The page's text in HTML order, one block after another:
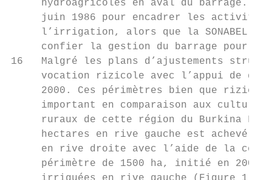
hydroagricoles en aval du barrage.
juin 1986 pour encadrer les
l’irrigation, alors que la SONABEL
confier la gestion du barrage pour la
16   Malgré les plans d’ajustements
vocation rizicole avec l’appui de
2000. Ces périmètres bien que
important en comparaison aux
ruraux de cette région du Burkina
hectares en rive gauche est achevé
en rive droite avec l’aide de la
périmètre de 1500 ha, initié en 2005